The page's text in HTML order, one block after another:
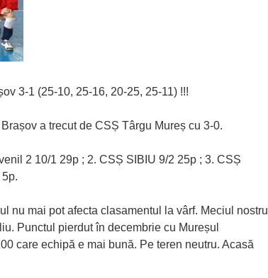
3-1 (25-10, 25-16, 20-25, 25-11) !!!
a trecut de CSȘ Târgu Mureș cu 3-0.
2 10/1 29p ; 2. CSȘ SIBIU 9/2 25p ; 3. CSȘ
nu mai pot afecta clasamentul la vârf. Meciul nostru
Punctul pierdut în decembrie cu Mureșul
care echipă e mai bună. Pe teren neutru. Acasă